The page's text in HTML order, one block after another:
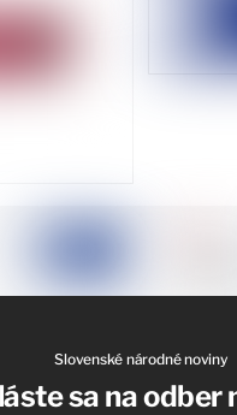
Slovenské národné noviny
sa na odber